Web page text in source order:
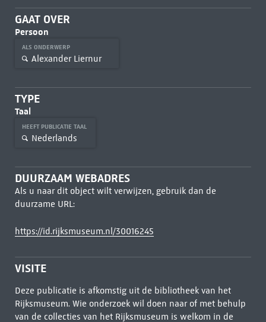
GAAT OVER
Persoon
ALS ONDERWERP
Alexander Liernur
TYPE
Taal
HEEFT PUBLICATIE TAAL
Nederlands
DUURZAAM WEBADRES
Als u naar dit object wilt verwijzen, gebruik dan de
duurzame URL:
https://id.rijksmuseum.nl/30016245
VISITE
Deze publicatie is afkomstig uit de bibliotheek van het
Rijksmuseum. Wie onderzoek wil doen naar of met behulp
van de collecties van het Rijksmuseum is welkom in de